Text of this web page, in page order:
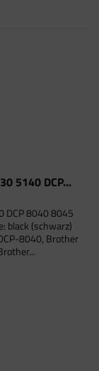
5140 DCP...
DCP 8040 8045
black (schwarz)
8040, Brother